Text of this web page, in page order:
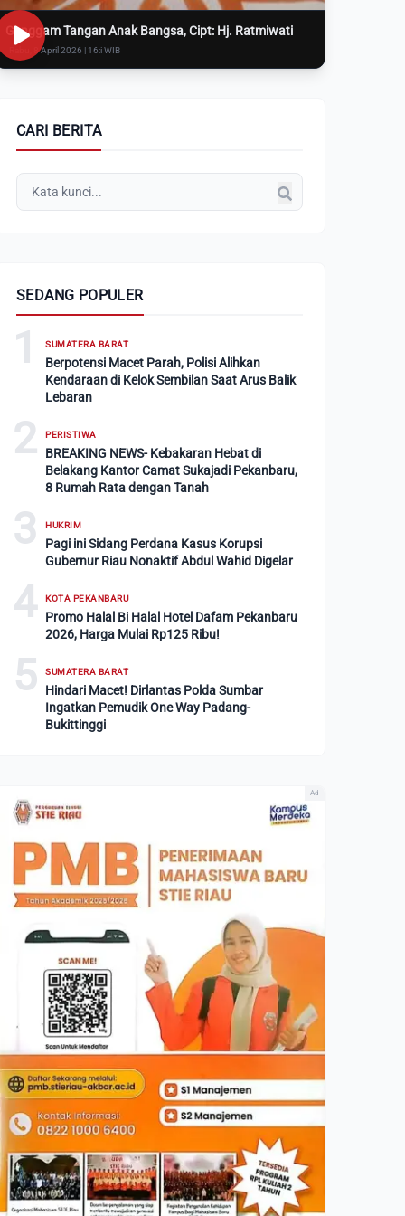
Genggam Tangan Anak Bangsa, Cipt: Hj. Ratmiwati
Rabu, 8 April 2026 | 16:i WIB
CARI BERITA
SEDANG POPULER
1 SUMATERA BARAT
Berpotensi Macet Parah, Polisi Alihkan
Kendaraan di Kelok Sembilan Saat Arus Balik
Lebaran
2 PERISTIWA
BREAKING NEWS- Kebakaran Hebat di
Belakang Kantor Camat Sukajadi Pekanbaru,
8 Rumah Rata dengan Tanah
3 HUKRIM
Pagi ini Sidang Perdana Kasus Korupsi
Gubernur Riau Nonaktif Abdul Wahid Digelar
4 KOTA PEKANBARU
Promo Halal Bi Halal Hotel Dafam Pekanbaru
2026, Harga Mulai Rp125 Ribu!
5 SUMATERA BARAT
Hindari Macet! Dirlantas Polda Sumbar
Ingatkan Pemudik One Way Padang-
Bukittinggi
Ad